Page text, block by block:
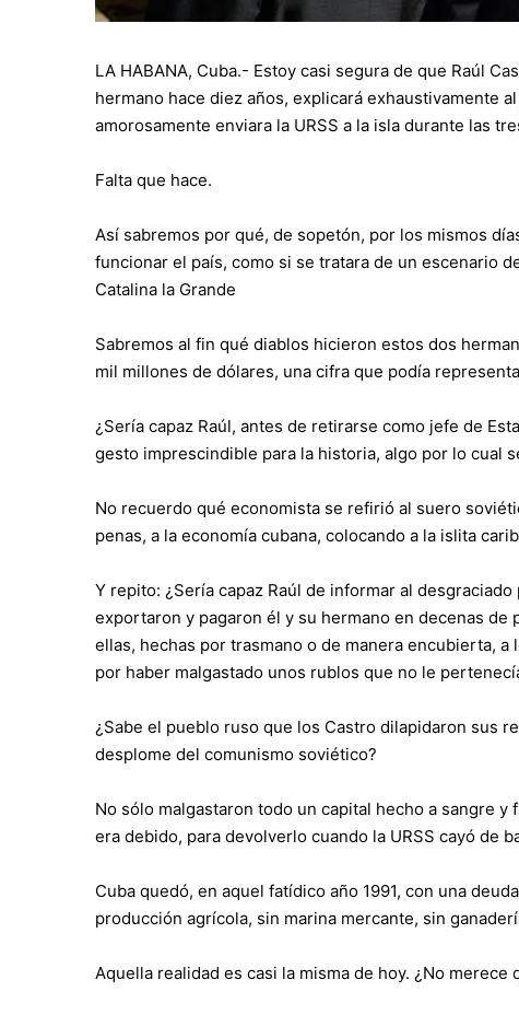
LA HABANA, Cuba.- Estoy casi segura de que Raúl
hermano hace diez años, explicará exhaustivamente
amorosamente enviara la URSS a la isla durante las
Falta que hace.
Así sabremos por qué, de sopetón, por los mismos
funcionar el país, como si se tratara de un escenario
Catalina la Grande
Sabremos al fin qué diablos hicieron estos dos
mil millones de dólares, una cifra que podía
¿Sería capaz Raúl, antes de retirarse como jefe de
gesto imprescindible para la historia, algo por lo cual
No recuerdo qué economista se refirió al suero
penas, a la economía cubana, colocando a la islita
Y repito: ¿Sería capaz Raúl de informar al
exportaron y pagaron él y su hermano en decenas de
ellas, hechas por trasmano o de manera encubierta,
por haber malgastado unos rublos que no le
¿Sabe el pueblo ruso que los Castro dilapidaron sus
desplome del comunismo soviético?
No sólo malgastaron todo un capital hecho a sangre
era debido, para devolverlo cuando la URSS cayó de
Cuba quedó, en aquel fatídico año 1991, con una
producción agrícola, sin marina mercante, sin
Aquella realidad es casi la misma de hoy. ¿No